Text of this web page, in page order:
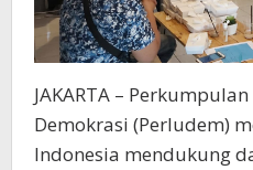
JAKARTA –
Demokrasi (Perludem)
Indonesia mendukung